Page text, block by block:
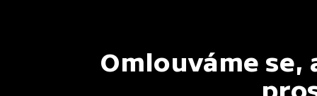
Omlouváme se,